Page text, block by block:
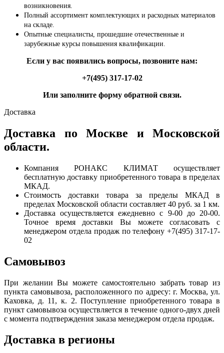
возникновения.
Полный ассортимент комплектующих и расходных материалов
на складе.
Опытные специалисты, прошедшие отечественные и
зарубежные курсы повышения квалификации.
Если у вас появились вопросы, позвоните нам:
+7(495) 317-17-02
Или заполните форму обратной связи.
Доставка
Доставка по Москве и Московской
области.
Компания РОНАКС КЛИМАТ осуществляет
бесплатную доставку приобретенного товара в пределах
МКАД.
Стоимость доставки товара за пределы МКАД в
пределах Московской области составляет 40 руб. за 1 км.
Доставка осуществляется ежедневно с 9-00 до 20-00.
Точное время доставки Вы можете согласовать с
менеджером отдела продаж по телефону +7(495) 317-17-
02
Самовывоз
При желании Вы можете самостоятельно забрать товар из
пункта самовывоза, расположенного по адресу: г. Москва, ул.
Каховка, д. 11, к. 2. Поступление приобретенного товара в
пункт самовывоза осуществляется в течение одного-двух дней
с момента подтверждения заказа менеджером отдела продаж.
Доставка в регионы